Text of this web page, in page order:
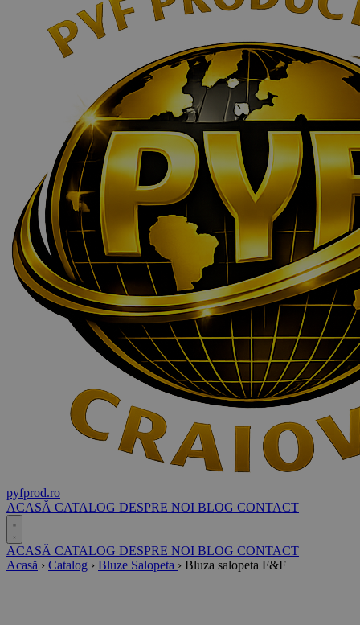
pyfprod.ro
ACASĂ CATALOG DESPRE NOI BLOG CONTACT
ACASĂ CATALOG DESPRE NOI BLOG CONTACT
Acasă › Catalog › Bluze Salopeta › Bluza salopeta F&F